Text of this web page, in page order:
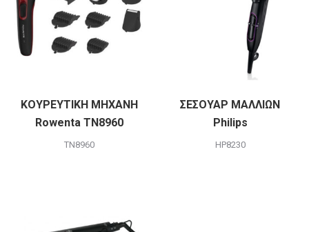
ΚΟΥΡΕΥΤΙΚΗ ΜΗΧΑΝΗ
Rowenta TN8960
TN8960
ΣΕΣΟΥΑΡ ΜΑΛΛΙΩΝ
Philips
HP8230